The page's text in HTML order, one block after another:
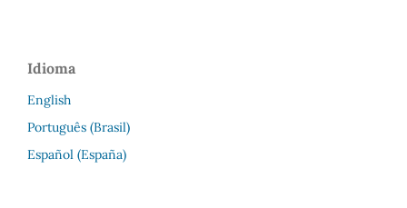
Idioma
English
Português (Brasil)
Español (España)